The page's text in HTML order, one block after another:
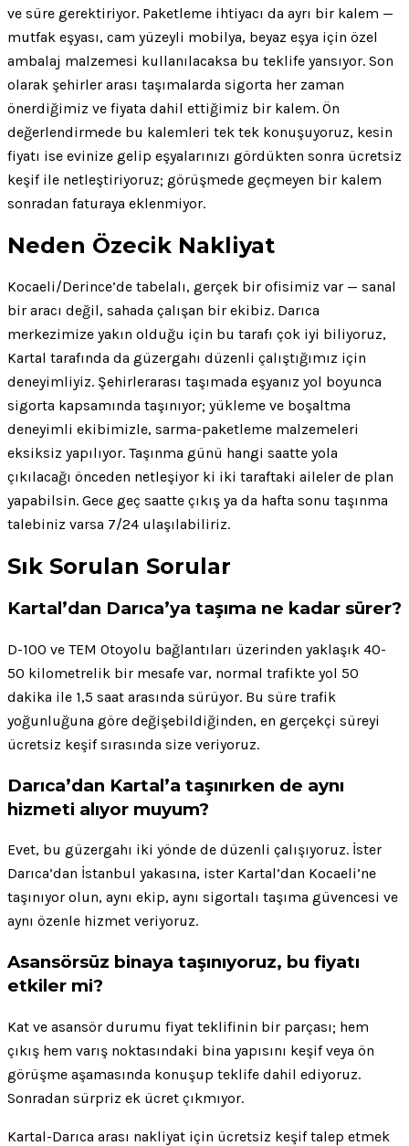
ve süre gerektiriyor. Paketleme ihtiyacı da ayrı bir kalem —
mutfak eşyası, cam yüzeyli mobilya, beyaz eşya için özel
ambalaj malzemesi kullanılacaksa bu teklife yansıyor. Son
olarak şehirler arası taşımalarda sigorta her zaman
önerdiğimiz ve fiyata dahil ettiğimiz bir kalem. Ön
değerlendirmede bu kalemleri tek tek konuşuyoruz, kesin
fiyatı ise evinize gelip eşyalarınızı gördükten sonra ücretsiz
keşif ile netleştiriyoruz; görüşmede geçmeyen bir kalem
sonradan faturaya eklenmiyor.
Neden Özecik Nakliyat
Kocaeli/Derince’de tabelalı, gerçek bir ofisimiz var — sanal
bir aracı değil, sahada çalışan bir ekibiz. Darıca
merkezimize yakın olduğu için bu tarafı çok iyi biliyoruz,
Kartal tarafında da güzergahı düzenli çalıştığımız için
deneyimliyiz. Şehirlerarası taşımada eşyanız yol boyunca
sigorta kapsamında taşınıyor; yükleme ve boşaltma
deneyimli ekibimizle, sarma-paketleme malzemeleri
eksiksiz yapılıyor. Taşınma günü hangi saatte yola
çıkılacağı önceden netleşiyor ki iki taraftaki aileler de plan
yapabilsin. Gece geç saatte çıkış ya da hafta sonu taşınma
talebiniz varsa 7/24 ulaşılabiliriz.
Sık Sorulan Sorular
Kartal’dan Darıca’ya taşıma ne kadar sürer?
D-100 ve TEM Otoyolu bağlantıları üzerinden yaklaşık 40-
50 kilometrelik bir mesafe var, normal trafikte yol 50
dakika ile 1,5 saat arasında sürüyor. Bu süre trafik
yoğunluğuna göre değişebildiğinden, en gerçekçi süreyi
ücretsiz keşif sırasında size veriyoruz.
Darıca’dan Kartal’a taşınırken de aynı
hizmeti alıyor muyum?
Evet, bu güzergahı iki yönde de düzenli çalışıyoruz. İster
Darıca’dan İstanbul yakasına, ister Kartal’dan Kocaeli’ne
taşınıyor olun, aynı ekip, aynı sigortalı taşıma güvencesi ve
aynı özenle hizmet veriyoruz.
Asansörsüz binaya taşınıyoruz, bu fiyatı
etkiler mi?
Kat ve asansör durumu fiyat teklifinin bir parçası; hem
çıkış hem varış noktasındaki bina yapısını keşif veya ön
görüşme aşamasında konuşup teklife dahil ediyoruz.
Sonradan sürpriz ek ücret çıkmıyor.
Kartal-Darıca arası nakliyat için ücretsiz keşif talep etmek